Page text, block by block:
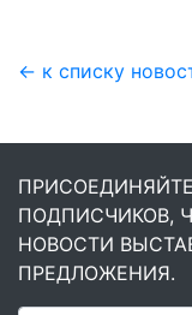
← к списку
ПОДПИСЧИКОВ,
НОВОСТИ
ПРЕДЛОЖЕНИЯ.